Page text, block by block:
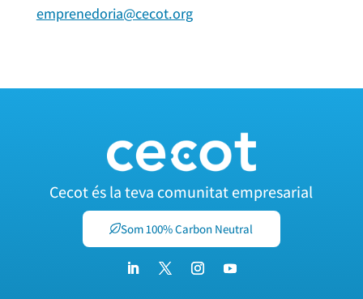
emprenedoria@cecot.org
Cecot és la teva comunitat empresarial
Som 100% Carbon Neutral